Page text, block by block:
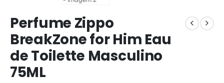
Perfume Zippo
BreakZone for Him Eau
de Toilette Masculino
75ML